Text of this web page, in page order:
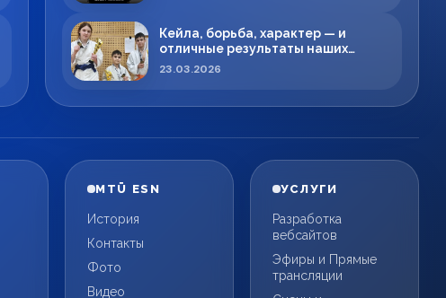
Кейла, борьба, характер — и
отличные результаты наших
спортсменов!
23.03.2026
MTÜ ESN
История
Контакты
Фото
Видео
УСЛУГИ
Разработка
вебсайтов
Эфиры и Прямые
трансляции